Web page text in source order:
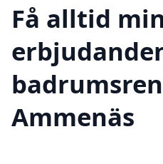
Få alltid
Ammenäs